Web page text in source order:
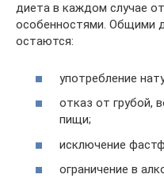
диета в каждом случае
особенностями. Общими
остаются:
употребление
отказ от грубой,
пищи;
исключение
ограничение в